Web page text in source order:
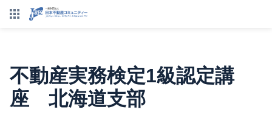
不動産実務検定1級認定講
座 北海道支部